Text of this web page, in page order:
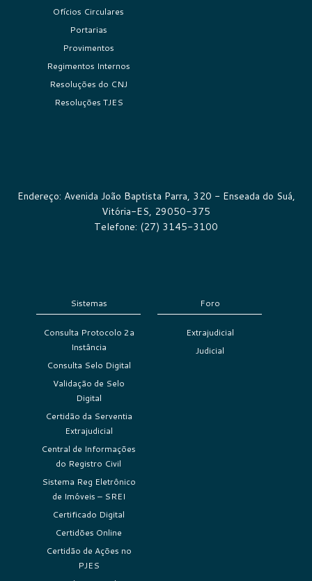
Ofícios Circulares
Portarias
Provimentos
Regimentos Internos
Resoluções do CNJ
Resoluções TJES
Endereço: Avenida João Baptista Parra, 320 - Enseada do Suá,
Vitória-ES, 29050-375
Telefone: (27) 3145-3100
Sistemas
Consulta Protocolo 2a
Instância
Consulta Selo Digital
Validação de Selo
Digital
Certidão da Serventia
Extrajudicial
Central de Informações
do Registro Civil
Sistema Reg Eletrônico
de Imóveis – SREI
Certificado Digital
Certidões Online
Certidão de Ações no
PJES
Foro
Extrajudicial
Judicial